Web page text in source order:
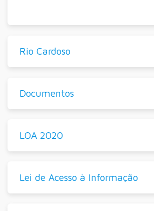
Rio Cardoso
Documentos
LOA 2020
Lei de Acesso à Informação